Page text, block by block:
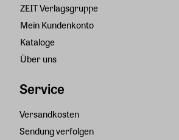
ZEIT Verlagsgruppe
Mein Kundenkonto
Kataloge
Über uns
Service
Versandkosten
Sendung verfolgen